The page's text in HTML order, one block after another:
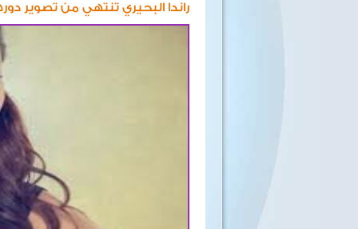
راندا البحيري تنتهي من تصوير